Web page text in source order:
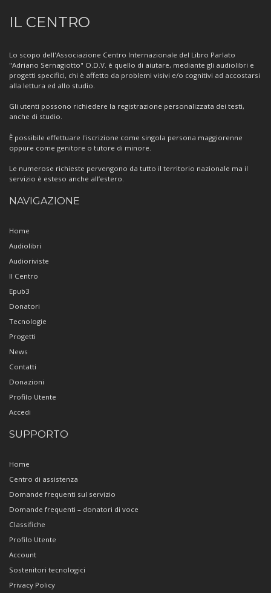
Informazioni
sul
Centro
IL CENTRO
Lo scopo dell'Associazione Centro Internazionale del Libro Parlato
"Adriano Sernagiotto" O.D.V. è quello di aiutare, mediante gli audiolibri e
progetti specifici, chi è affetto da problemi visivi e/o cognitivi ad accostarsi
alla lettura ed allo studio.
Gli utenti possono richiedere la registrazione personalizzata dei testi,
anche di studio.
È possibile effettuare l'iscrizione come singola persona maggiorenne
oppure come genitore o tutore di minore.
Le numerose richieste pervengono da tutto il territorio nazionale ma il
servizio è esteso anche all’estero.
NAVIGAZIONE
Home
Audiolibri
Audioriviste
Il Centro
Epub3
Donatori
Tecnologie
Progetti
News
Contatti
Donazioni
Profilo Utente
Accedi
SUPPORTO
Home
Centro di assistenza
Domande frequenti sul servizio
Domande frequenti – donatori di voce
Classifiche
Profilo Utente
Account
Sostenitori tecnologici
Privacy Policy